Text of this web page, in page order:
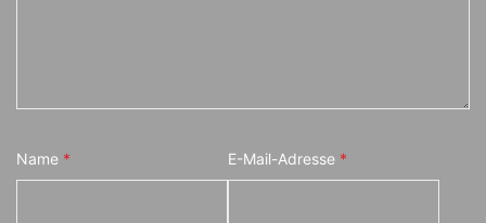
Name * E-Mail-Adresse *